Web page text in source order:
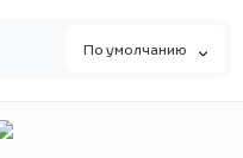
По умолчанию